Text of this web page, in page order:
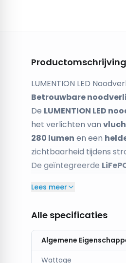
Productomschrijving
LUMENTION LED
Betrouwbare
De LUMENTION LED
het verlichten van
280 lumen en een
zichtbaarheid tijdens
De geïntegreerde
systeem energiezuinig
batterij te controleren.
discreet in
Betrouwbare
Lees meer
Alle specificaties
Algemene
Wattage